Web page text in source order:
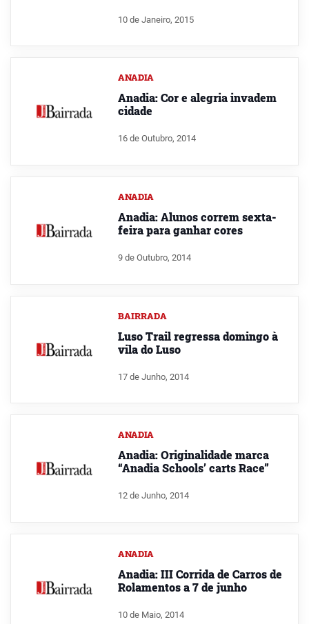
10 de Janeiro, 2015
ANADIA
Anadia: Cor e alegria invadem
cidade
16 de Outubro, 2014
ANADIA
Anadia: Alunos correm sexta-
feira para ganhar cores
9 de Outubro, 2014
BAIRRADA
Luso Trail regressa domingo à
vila do Luso
17 de Junho, 2014
ANADIA
Anadia: Originalidade marca
“Anadia Schools’ carts Race”
12 de Junho, 2014
ANADIA
Anadia: III Corrida de Carros de
Rolamentos a 7 de junho
10 de Maio, 2014